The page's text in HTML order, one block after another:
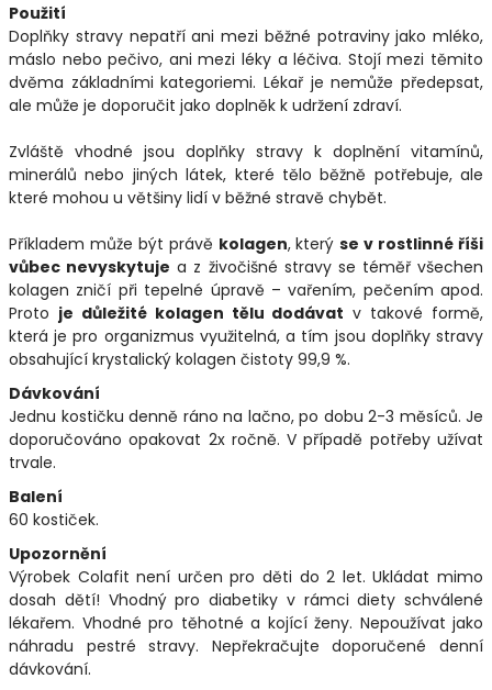
Použití
Doplňky stravy nepatří ani mezi běžné potraviny jako mléko,
máslo nebo pečivo, ani mezi léky a léčiva. Stojí mezi těmito
dvěma základními kategoriemi. Lékař je nemůže předepsat,
ale může je doporučit jako doplněk k udržení zdraví.
Zvláště vhodné jsou doplňky stravy k doplnění vitamínů,
minerálů nebo jiných látek, které tělo běžně potřebuje, ale
které mohou u většiny lidí v běžné stravě chybět.
Příkladem může být právě kolagen, kterýse v rostlinné říši
vůbec nevyskytuje a z živočišné stravy se téměř všechen
kolagen zničí při tepelné úpravě – vařením, pečením apod.
Proto je důležité kolagen tělu dodávat v takové formě,
která je pro organizmus využitelná, a tím jsou doplňky stravy
obsahující krystalický kolagen čistoty 99,9 %.
Dávkování
Jednu kostičku denně ráno na lačno, po dobu 2-3 měsíců. Je
doporučováno opakovat 2x ročně. V případě potřeby užívat
trvale.
Balení
60 kostiček.
Upozornění
Výrobek Colafit není určen pro děti do 2 let. Ukládat mimo
dosah dětí! Vhodný pro diabetiky v rámci diety schválené
lékařem. Vhodné pro těhotné a kojící ženy. Nepoužívat jako
náhradu pestré stravy. Nepřekračujte doporučené denní
dávkování.